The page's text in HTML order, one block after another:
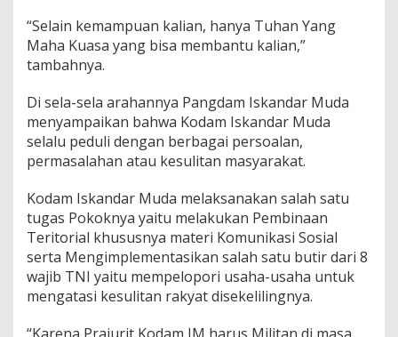
“Selain kemampuan kalian, hanya Tuhan Yang
Maha Kuasa yang bisa membantu kalian,”
tambahnya.
Di sela-sela arahannya Pangdam Iskandar Muda
menyampaikan bahwa Kodam Iskandar Muda
selalu peduli dengan berbagai persoalan,
permasalahan atau kesulitan masyarakat.
Kodam Iskandar Muda melaksanakan salah satu
tugas Pokoknya yaitu melakukan Pembinaan
Teritorial khususnya materi Komunikasi Sosial
serta Mengimplementasikan salah satu butir dari 8
wajib TNI yaitu mempelopori usaha-usaha untuk
mengatasi kesulitan rakyat disekelilingnya.